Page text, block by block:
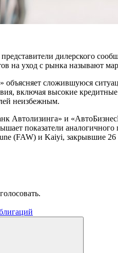
дилерского
на уход с рынка называют
сложившуюся
включая высокие
неизбежным.
Автолизинга» и
показатели
(FAW) и Kaiyi, закрывшие 26